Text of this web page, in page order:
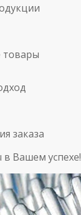
товары
заказа
Вашем успехе!